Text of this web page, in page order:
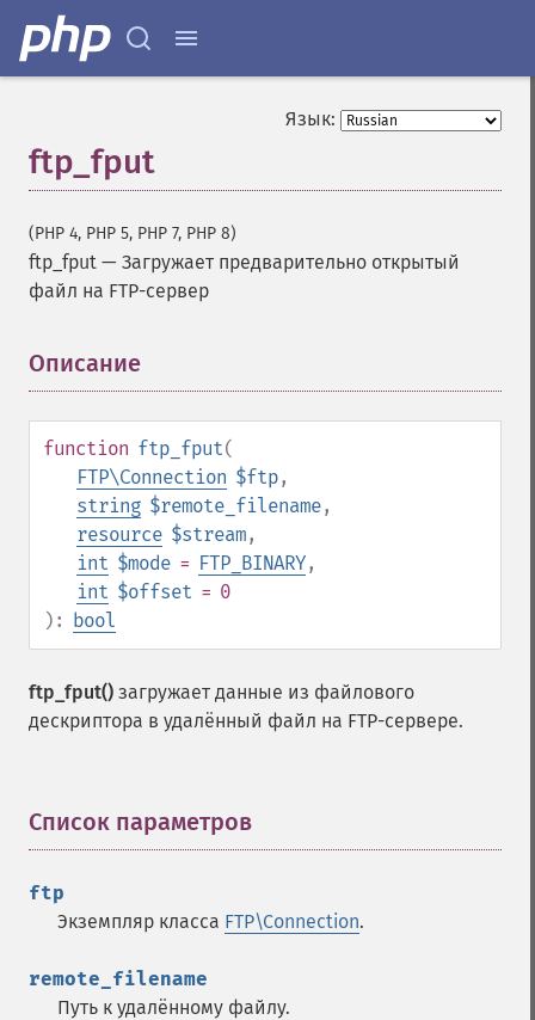
Язык:
ftp_fput
(PHP 4, PHP 5, PHP 7, PHP 8)
ftp_fput — Загружает предварительно открытый
файл на FTP-сервер
Описание
function ftp_fput(
FTP\Connection $ftp,
string $remote_filename,
resource $stream,
int $mode = FTP_BINARY,
int $offset = 0
): bool
ftp_fput() загружает данные из файлового
дескриптора в удалённый файл на FTP-сервере.
Список параметров
ftp
Экземпляр класса FTP\Connection.
remote_filename
Путь к удалённому файлу.